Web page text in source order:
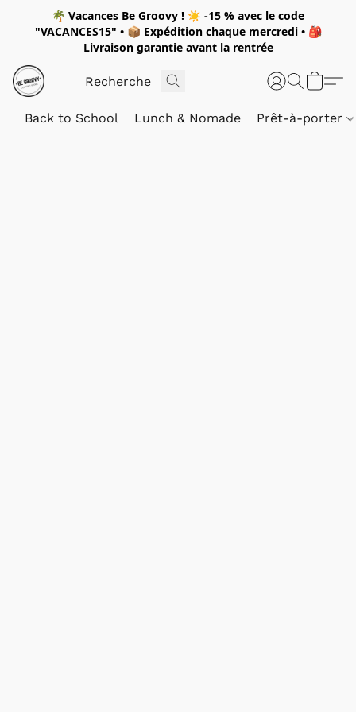
🌴 Vacances Be Groovy ! ☀️ -15 % avec le code
"VACANCES15" • 📦 Expédition chaque mercredi• 🎒
Livraison garantie avant la rentrée
Back to School Lunch & Nomade Prêt-à-porter